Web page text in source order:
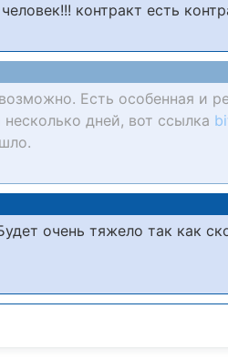
контракт есть
Есть особенная и
дней, вот ссылка
очень тяжело так как